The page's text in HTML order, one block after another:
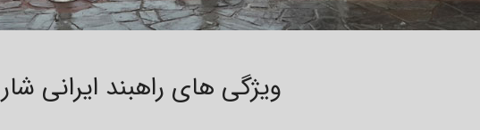
ویژگی های راهبند ایرانی شار